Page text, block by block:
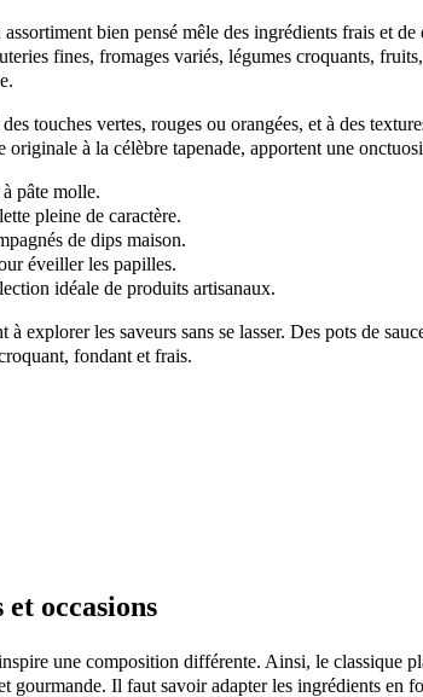
bien pensé mêle des ingrédients frais et
fines, fromages variés, légumes croquants,
touches vertes, rouges ou orangées, et à des
à la célèbre tapenade, apportent une
pâte molle.
pleine de caractère.
de dips maison.
éveiller les papilles.
idéale de produits artisanaux.
les saveurs sans se lasser. Des pots de
fondant et frais.
occasions
une composition différente. Ainsi, le classique
gourmande. Il faut savoir adapter les ingrédients en